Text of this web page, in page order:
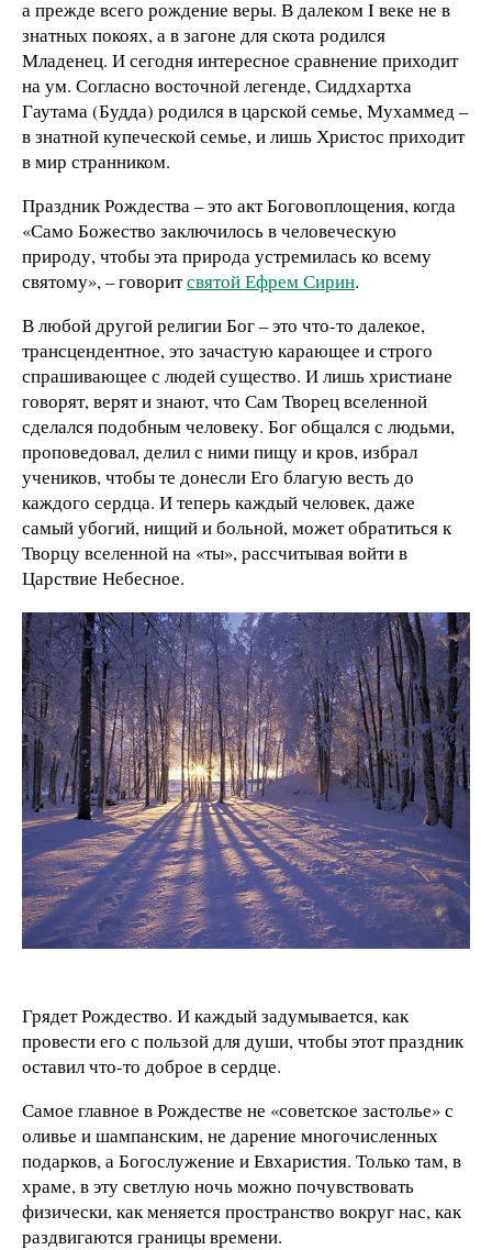
а прежде всего рождение веры. В далеком I веке не в
знатных покоях, а в загоне для скота родился
Младенец. И сегодня интересное сравнение приходит
на ум. Согласно восточной легенде, Сиддхартха
Гаутама (Будда) родился в царской семье, Мухаммед –
в знатной купеческой семье, и лишь Христос приходит
в мир странником.
Праздник Рождества – это акт Боговоплощения, когда
«Само Божество заключилось в человеческую
природу, чтобы эта природа устремилась ко всему
святому», – говоритсвятой Ефрем Сирин.
В любой другой религии Бог – это что-то далекое,
трансцендентное, это зачастую карающее и строго
спрашивающее с людей существо. И лишь христиане
говорят, верят и знают, что Сам Творец вселенной
сделался подобным человеку. Бог общался с людьми,
проповедовал, делил с ними пищу и кров, избрал
учеников, чтобы те донесли Его благую весть до
каждого сердца. И теперь каждый человек, даже
самый убогий, нищий и больной, может обратиться к
Творцу вселенной на «ты», рассчитывая войти в
Царствие Небесное.
Грядет Рождество. И каждый задумывается, как
провести его с пользой для души, чтобы этот праздник
оставил что-то доброе в сердце.
Самое главное в Рождестве не «советское застолье» с
оливье и шампанским, не дарение многочисленных
подарков, а Богослужение и Евхаристия. Только там, в
храме, в эту светлую ночь можно почувствовать
физически, как меняется пространство вокруг нас, как
раздвигаются границы времени.